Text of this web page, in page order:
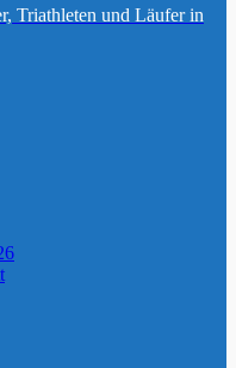
Triathleten und Läufer in